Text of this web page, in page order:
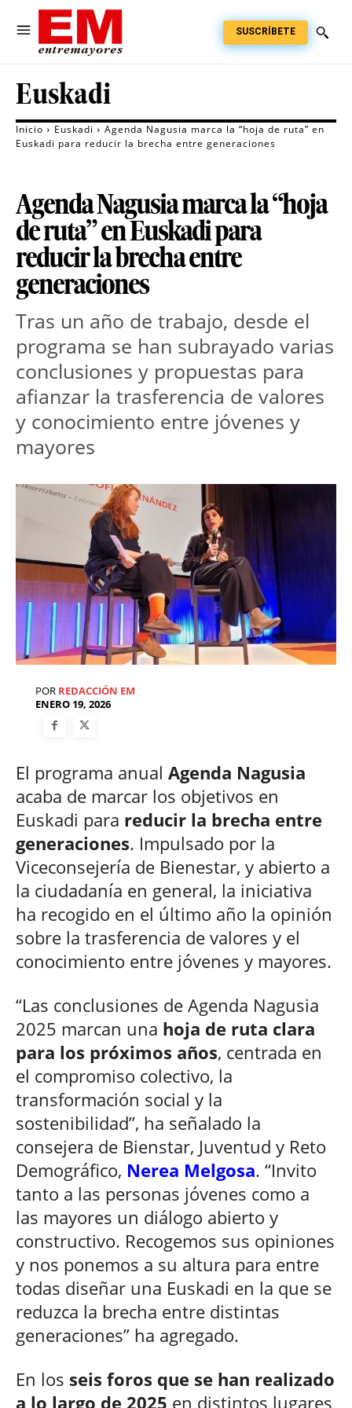
SUSCRÍBETE
Euskadi
Inicio Euskadi
Agenda Nagusia marca la “hoja de ruta” en
Euskadi para reducir la brecha entre generaciones
Agenda Nagusia marca la “hoja
de ruta” en Euskadi para
reducir la brecha entre
generaciones
Tras un año de trabajo, desde el
programa se han subrayado varias
conclusiones y propuestas para
afianzar la trasferencia de valores
y conocimiento entre jóvenes y
mayores
POR REDACCIÓN EM
ENERO 19, 2026
El programa anual Agenda Nagusia
acaba de marcar los objetivos en
Euskadi para reducir la brecha entre
generaciones. Impulsado por la
Viceconsejería de Bienestar, y abierto a
la ciudadanía en general, la iniciativa
ha recogido en el último año la opinión
sobre la trasferencia de valores y el
conocimiento entre jóvenes y mayores.
“Las conclusiones de Agenda Nagusia
2025 marcan una hoja de ruta clara
para los próximos años, centrada en
el compromiso colectivo, la
transformación social y la
sostenibilidad”, ha señalado la
consejera de Bienstar, Juventud y Reto
Demográfico, Nerea Melgosa. “Invito
tanto a las personas jóvenes como a
las mayores un diálogo abierto y
constructivo. Recogemos sus opiniones
y nos ponemos a su altura para entre
todas diseñar una Euskadi en la que se
reduzca la brecha entre distintas
generaciones” ha agregado.
En los seis foros que se han realizado
a lo largo de 2025 en distintos lugares